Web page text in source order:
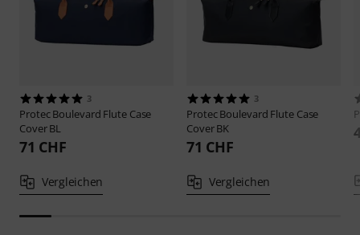
3
ProtecBoulevard Flute Case
Cover BL
71 CHF
Vergleichen
3
ProtecBoulevard Flute Case
Cover BK
71 CHF
Vergleichen